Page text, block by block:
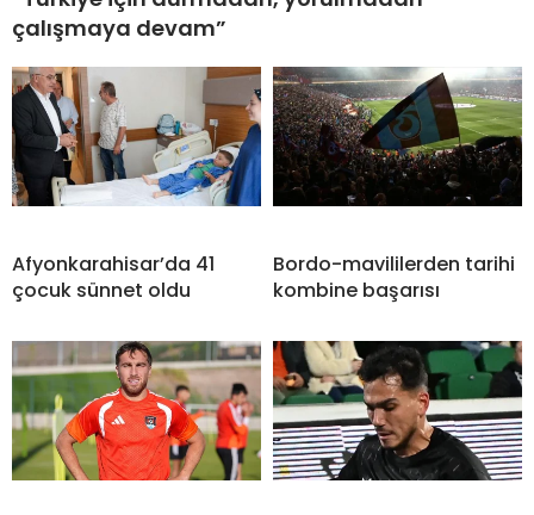
çalışmaya devam”
Afyonkarahisar’da 41
çocuk sünnet oldu
Bordo-mavililerden tarihi
kombine başarısı